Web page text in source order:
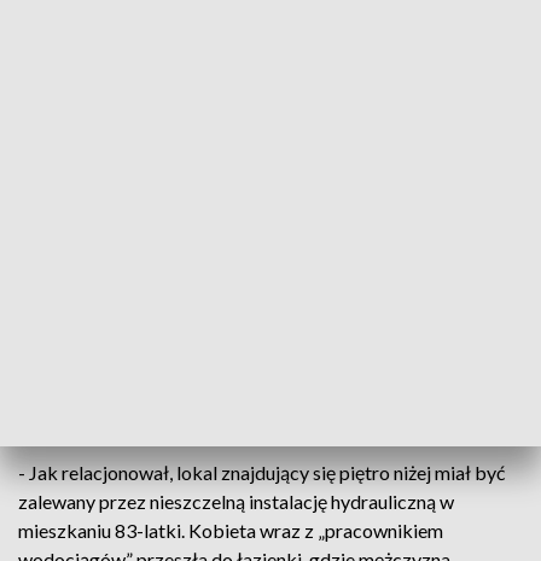
- Jak relacjonował, lokal znajdujący się piętro niżej miał być
zalewany przez nieszczelną instalację hydrauliczną w
mieszkaniu 83-latki. Kobieta wraz z „pracownikiem